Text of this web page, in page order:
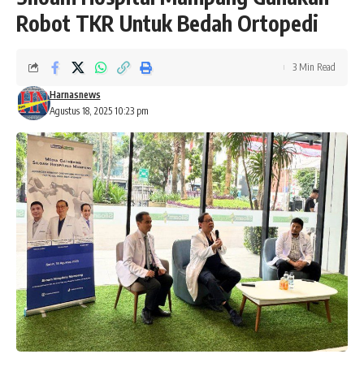
Robot TKR Untuk Bedah Ortopedi
Agustus 18, 2025 10:23 pm
Harnasnews
3 Min Read